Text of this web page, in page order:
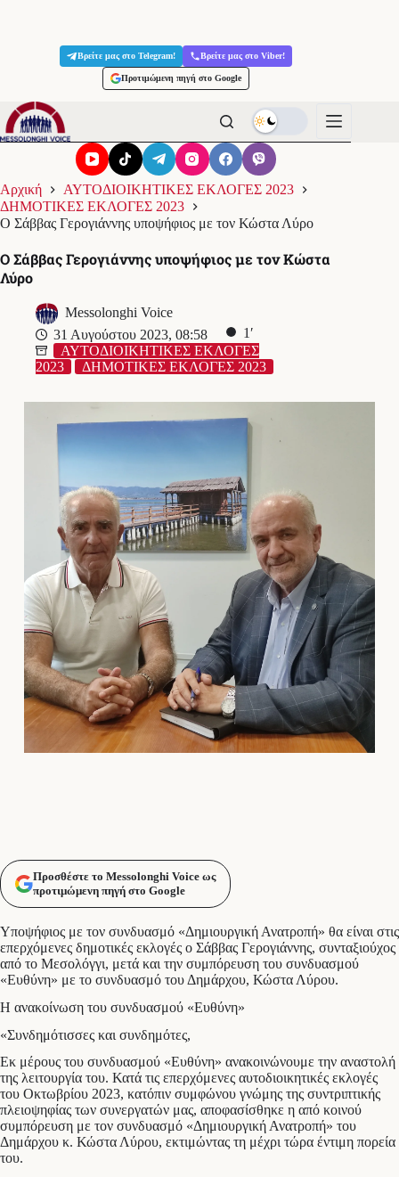
Βρείτε μας στο Telegram! Βρείτε μας στο Viber!
Προτιμώμενη πηγή στο Google
Αρχική
ΑΥΤΟΔΙΟΙΚΗΤΙΚΕΣ ΕΚΛΟΓΕΣ 2023
ΔΗΜΟΤΙΚΕΣ ΕΚΛΟΓΕΣ 2023
Ο Σάββας Γερογιάννης υποψήφιος με τον Κώστα Λύρο
Ο Σάββας Γερογιάννης υποψήφιος με τον Κώστα
Λύρο
Messolonghi Voice
31 Αυγούστου 2023, 08:58
1′
ΑΥΤΟΔΙΟΙΚΗΤΙΚΕΣ ΕΚΛΟΓΕΣ
2023
ΔΗΜΟΤΙΚΕΣ ΕΚΛΟΓΕΣ 2023
Προσθέστε το Messolonghi Voice ως
προτιμώμενη πηγή στο Google
Υποψήφιος με τον συνδυασμό «Δημιουργική Ανατροπή» θα είναι στις
επερχόμενες δημοτικές εκλογές ο Σάββας Γερογιάννης, συνταξιούχος
από το Μεσολόγγι, μετά και την συμπόρευση του συνδυασμού
«Ευθύνη» με το συνδυασμό του Δημάρχου, Κώστα Λύρου.
Η ανακοίνωση του συνδυασμού «Ευθύνη»
«Συνδημότισσες και συνδημότες,
Εκ μέρους του συνδυασμού «Ευθύνη» ανακοινώνουμε την αναστολή
της λειτουργία του. Κατά τις επερχόμενες αυτοδιοικητικές εκλογές
του Οκτωβρίου 2023, κατόπιν συμφώνου γνώμης της συντριπτικής
πλειοψηφίας των συνεργατών μας, αποφασίσθηκε η από κοινού
συμπόρευση με τον συνδυασμό «Δημιουργική Ανατροπή» του
Δημάρχου κ. Κώστα Λύρου, εκτιμώντας τη μέχρι τώρα έντιμη πορεία
του.